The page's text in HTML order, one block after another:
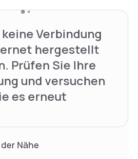
keine Verbindung
hergestellt
Prüfen Sie Ihre
und versuchen
es erneut
Nähe